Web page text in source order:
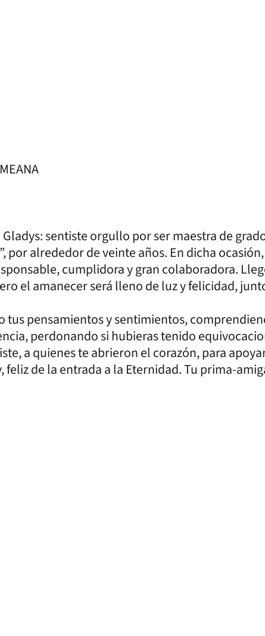
sentiste orgullo por ser maestra de
por alrededor de veinte años. En dicha
cumplidora y gran colaboradora.
el amanecer será lleno de luz y felicidad,
tus pensamientos y sentimientos,
perdonando si hubieras tenido
a quienes te abrieron el corazón, para
feliz de la entrada a la Eternidad. Tu prima-